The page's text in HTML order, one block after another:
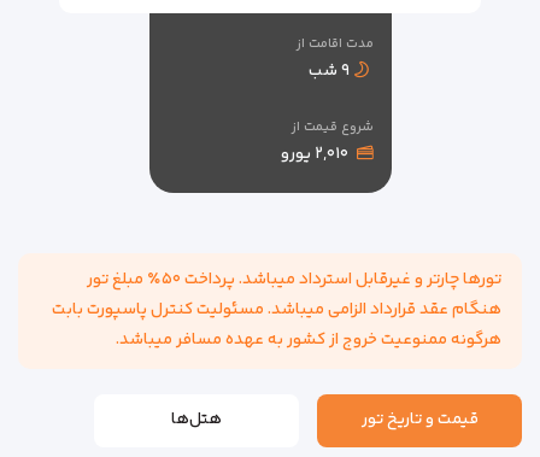
مدت اقامت از
۹ شب
شروع قیمت از
۲,۰۱۰ یورو
تورها چارتر و غیرقابل استرداد میباشد. پرداخت ۵۰٪ مبلغ تور
هنگام عقد قرارداد الزامی میباشد. مسئولیت کنترل پاسپورت بابت
هرگونه ممنوعیت خروج از کشور به عهده مسافر میباشد.
قیمت و تاریخ تور هتل‌ها